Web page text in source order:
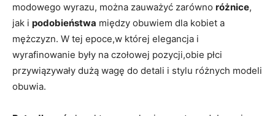
modowego wyrazu, można zauważyć zarówno różnice,
jak i podobieństwa między obuwiem dla kobiet a
mężczyzn. W tej epoce,w której elegancja i
wyrafinowanie były na czołowej pozycji,obie płci
przywiązywały dużą wagę do detali i stylu różnych modeli
obuwia.